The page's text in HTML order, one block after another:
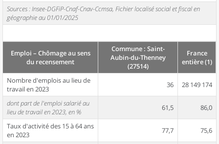
Sources : Insee-DGFiP-Cnaf-Cnav-Ccmsa, Fichier localisé social et fiscal en
géographie au 01/01/2025
Emploi – Chômage au sens
du recensement
Commune : Saint-
Aubin-du-Thenney
(27514)
France
entière (1)
Nombre d'emplois au lieu de
travail en 2023
36 28 149 174
dont part de l'emploi salarié au
lieu de travail en 2023, en %
61,5 86,0
Taux d'activité des 15 à 64 ans
en 2023
77,7 75,6